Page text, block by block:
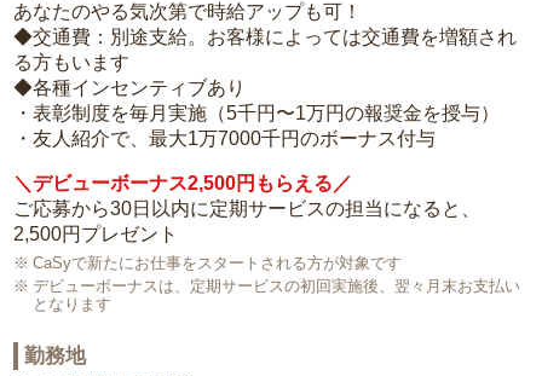
あなたのやる気次第で時給アップも可！
◆交通費：別途支給。お客様によっては交通費を増額され
る方もいます
◆各種インセンティブあり
・表彰制度を毎月実施（5千円〜1万円の報奨金を授与）
・友人紹介で、最大1万7000千円のボーナス付与
＼デビューボーナス2,500円もらえる／
ご応募から30日以内に定期サービスの担当になると、
2,500円プレゼント
CaSyで新たにお仕事をスタートされる方が対象です
デビューボーナスは、定期サービスの初回実施後、翌々月末お支払い
となります
勤務地